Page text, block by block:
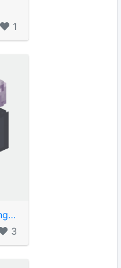
1
高松灯企鹅 Tomorin Penguin
3